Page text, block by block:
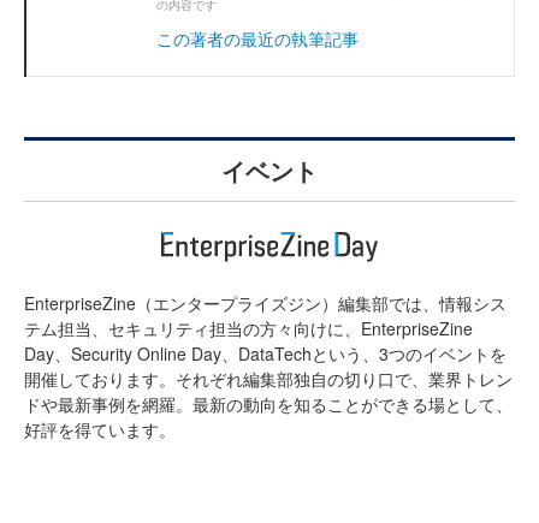
の内容です
この著者の最近の執筆記事
イベント
EnterpriseZine（エンタープライズジン）編集部では、情報シス
テム担当、セキュリティ担当の方々向けに、EnterpriseZine
Day、Security Online Day、DataTechという、3つのイベントを
開催しております。それぞれ編集部独自の切り口で、業界トレン
ドや最新事例を網羅。最新の動向を知ることができる場として、
好評を得ています。